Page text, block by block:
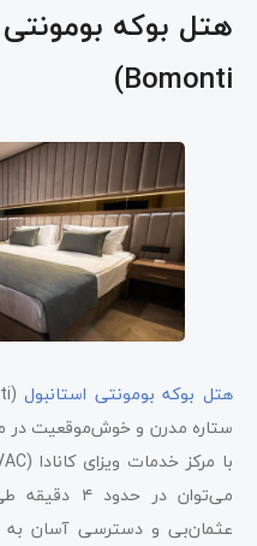
Bomonti)
هتل بوکه بومونتی استانبول
ستاره مدرن و خوش‌موقعیت در
می‌توان در حدود ۴
دقیقه
عثمان‌بی و دسترسی آسان به